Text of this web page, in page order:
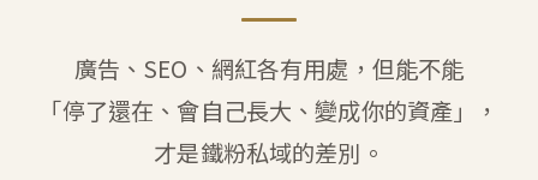
廣告、SEO、網紅各有用處，但能不能
「停了還在、會自己長大、變成你的資產」，
才是鐵粉私域的差別。